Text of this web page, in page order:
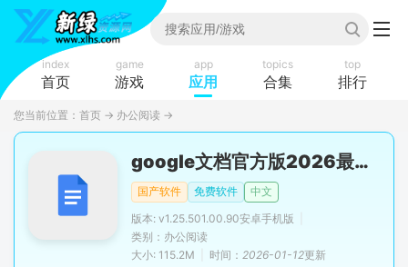
index
首页
game
游戏
app
应用
topics
合集
top
排行
您当前位置： 首页 → 办公阅读 →
google文档官方版2026最新版
国产软件 免费软件
中文
版本: v1.25.501.00.90安卓手机版
类别：办公阅读
大小: 115.2M
时间： 2026-01-12更新